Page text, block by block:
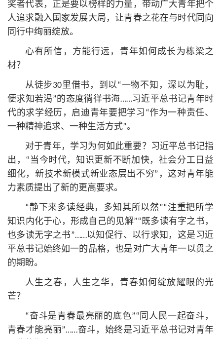
奖者代表，正是要以榜样的力量，带动广大青年把个
人追求融入国家发展大局，让青春之花在与时代同向
同行中绚丽绽放。
心有所信，方能行远，青年如何成长为栋梁之
材？
从徒步30里借书，到以“一物不知，深以为耻，
便求知若渴”的态度徜徉书海……习近平总书记青年时
代的求学经历，启迪青年要把学习“作为一种责任、
一种精神追求、一种生活方式”。
对于青年，学习为何如此重要？习近平总书记指
出，“当今时代，知识更新不断加快，社会分工日益
细化，新技术新模式新业态层出不穷”，这对青年能
力素质提出了新的更高要求。
“静下来多读经典，多知其所以然”“注重把所学
知识内化于心，形成自己的见解”“既多读有字之书，
也多读无字之书”……以知促行、以行求知，这是习近
平总书记始终如一的品格，也是对广大青年一以贯之
的期盼。
人生之春，人生之华，青春如何绽放耀眼的光
芒？
“奋斗是青春最亮丽的底色”“同人民一起奋斗，
青春才能亮丽”……奋斗，始终是习近平总书记对青年